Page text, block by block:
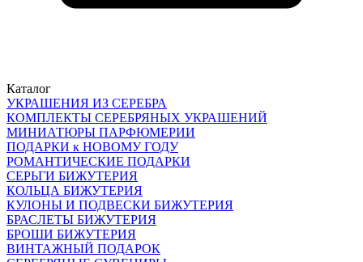
Каталог
УКРАШЕНИЯ ИЗ СЕРЕБРА
КОМПЛЕКТЫ СЕРЕБРЯНЫХ УКРАШЕНИЙ
МИНИАТЮРЫ ПАРФЮМЕРИИ
ПОДАРКИ к НОВОМУ ГОДУ
РОМАНТИЧЕСКИЕ ПОДАРКИ
СЕРЬГИ БИЖУТЕРИЯ
КОЛЬЦА БИЖУТЕРИЯ
КУЛОНЫ И ПОДВЕСКИ БИЖУТЕРИЯ
БРАСЛЕТЫ БИЖУТЕРИЯ
БРОШИ БИЖУТЕРИЯ
ВИНТАЖНЫЙ ПОДАРОК